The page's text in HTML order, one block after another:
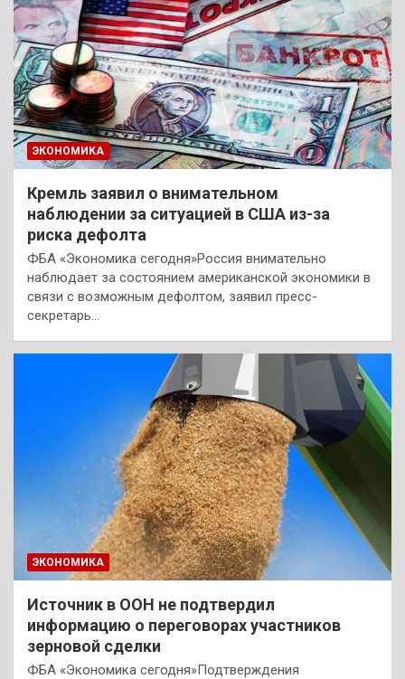
ЭКОНОМИКА
Кремль заявил о внимательном
наблюдении за ситуацией в США из-за
риска дефолта
ФБА «Экономика сегодня»Россия внимательно
наблюдает за состоянием американской экономики в
связи с возможным дефолтом, заявил пресс-
секретарь…
ЭКОНОМИКА
Источник в ООН не подтвердил
информацию о переговорах участников
зерновой сделки
ФБА «Экономика сегодня»Подтверждения